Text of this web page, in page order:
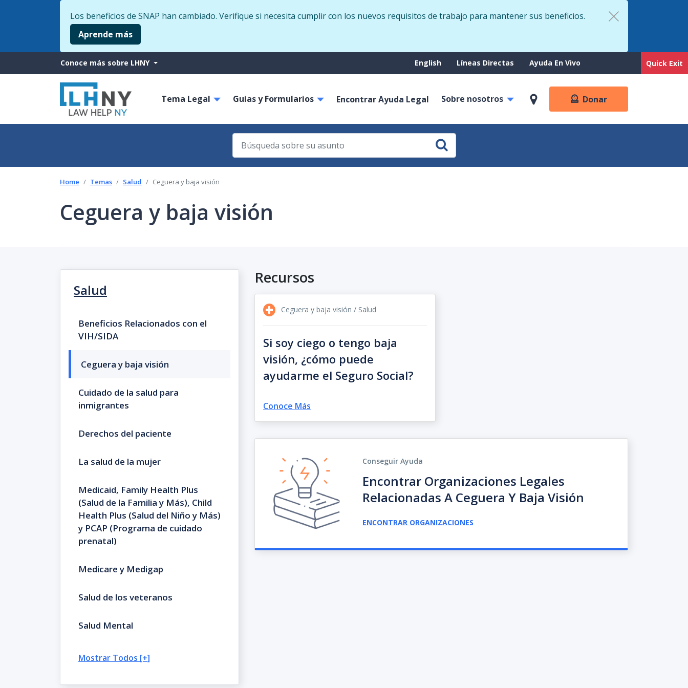
to
Quick Exit
Los beneficios de SNAP han cambiado. Verifique si necesita cumplir con los nuevos requisitos de trabajo para mantener sus beneficios.
Aprende más
More
from
LHNY
Conoce más sobre LHNY Support
English Líneas Directas Ayuda En Vivo
navigation
Tema Legal Guias y Formularios Encontrar Ayuda Legal Sobre nosotros Donar
Home Temas Salud Ceguera y baja visión
Ceguera y baja visión
Salud
Beneficios Relacionados con el
VIH/SIDA
Ceguera y baja visión
Cuidado de la salud para
inmigrantes
Derechos del paciente
La salud de la mujer
Medicaid, Family Health Plus
(Salud de la Familia y Más), Child
Health Plus (Salud del Niño y Más)
y PCAP (Programa de cuidado
prenatal)
Medicare y Medigap
Salud de los veteranos
Salud Mental
Mostrar Todos [+]
Recursos
Ceguera y baja visión / Salud
Si soy ciego o tengo baja
visión, ¿cómo puede
ayudarme el Seguro Social?
Conoce Más
Conseguir Ayuda
Encontrar Organizaciones Legales
Relacionadas A Ceguera Y Baja Visión
ENCONTRAR ORGANIZACIONES